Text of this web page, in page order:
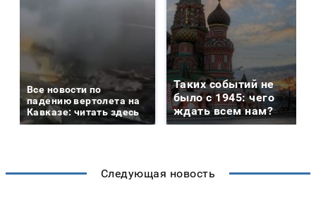
Все новости по
падению вертолета на
Кавказе: читать здесь
Таких событий не
было с 1945: чего
ждать всем нам?
Следующая новость